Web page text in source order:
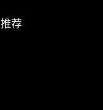
推荐